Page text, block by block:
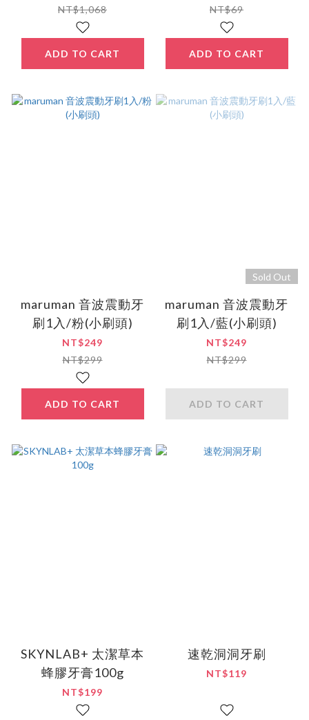
NT$1,068
ADD TO CART
NT$69
ADD TO CART
maruman 音波震動牙
刷1入/粉(小刷頭)
NT$249
NT$299
ADD TO CART
Sold Out
maruman 音波震動牙
刷1入/藍(小刷頭)
NT$249
NT$299
ADD TO CART
SKYNLAB+ 太潔草本
蜂膠牙膏100g
NT$199
速乾洞洞牙刷
NT$119